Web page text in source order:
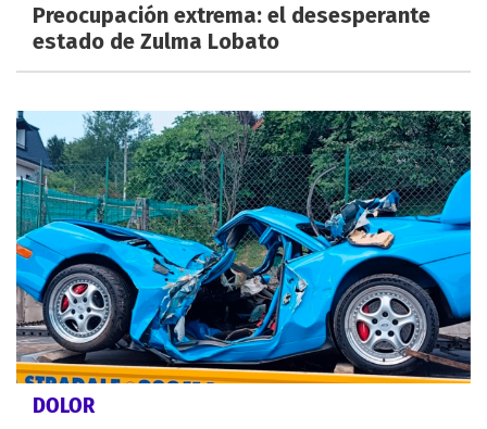
Preocupación extrema: el desesperante
estado de Zulma Lobato
DOLOR